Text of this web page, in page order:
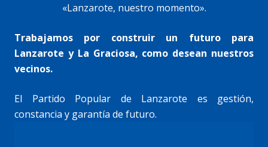
«Lanzarote, nuestro momento».
Trabajamos por construir un futuro para
Lanzarote y La Graciosa, como desean nuestros
vecinos.
El Partido Popular de Lanzarote es gestión,
constancia y garantía de futuro.